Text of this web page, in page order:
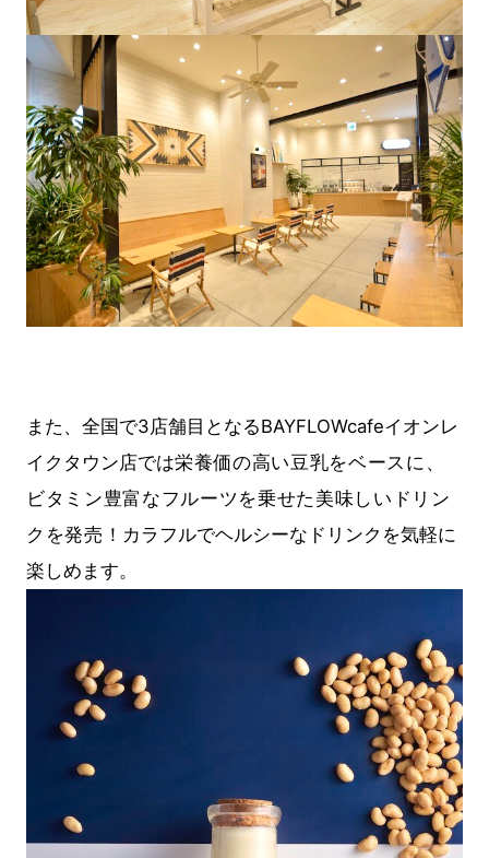
また、全国で3店舗目となるBAYFLOWcafeイオンレ
イクタウン店では栄養価の高い豆乳をベースに、
ビタミン豊富なフルーツを乗せた美味しいドリン
クを発売！ カラフルでヘルシーなドリンクを気軽に
楽しめます。